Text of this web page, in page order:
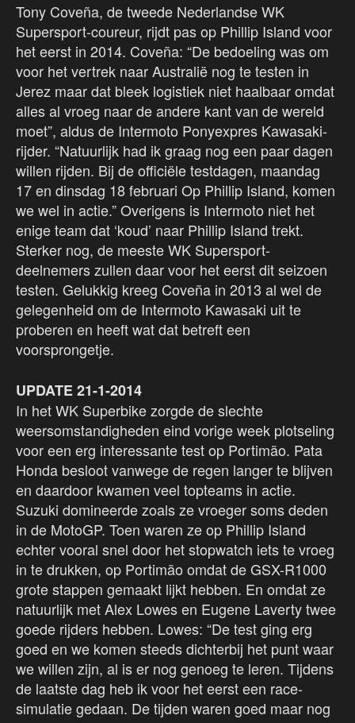
Tony Coveña, de tweede Nederlandse WK
Supersport-coureur, rijdt pas op Phillip Island voor
het eerst in 2014. Coveña: “De bedoeling was om
voor het vertrek naar Australië nog te testen in
Jerez maar dat bleek logistiek niet haalbaar omdat
alles al vroeg naar de andere kant van de wereld
moet”, aldus de Intermoto Ponyexpres Kawasaki-
rijder. “Natuurlijk had ik graag nog een paar dagen
willen rijden. Bij de officiële testdagen, maandag
17 en dinsdag 18 februari Op Phillip Island, komen
we wel in actie.” Overigens is Intermoto niet het
enige team dat ‘koud’ naar Phillip Island trekt.
Sterker nog, de meeste WK Supersport-
deelnemers zullen daar voor het eerst dit seizoen
testen. Gelukkig kreeg Coveña in 2013 al wel de
gelegenheid om de Intermoto Kawasaki uit te
proberen en heeft wat dat betreft een
voorsprongetje.
UPDATE 21-1-2014
In het WK Superbike zorgde de slechte
weersomstandigheden eind vorige week plotseling
voor een erg interessante test op Portimão. Pata
Honda besloot vanwege de regen langer te blijven
en daardoor kwamen veel topteams in actie.
Suzuki domineerde zoals ze vroeger soms deden
in de MotoGP. Toen waren ze op Phillip Island
echter vooral snel door het stopwatch iets te vroeg
in te drukken, op Portimão omdat de GSX-R1000
grote stappen gemaakt lijkt hebben. En omdat ze
natuurlijk met Alex Lowes en Eugene Laverty twee
goede rijders hebben. Lowes: “De test ging erg
goed en we komen steeds dichterbij het punt waar
we willen zijn, al is er nog genoeg te leren. Tijdens
de laatste dag heb ik voor het eerst een race-
simulatie gedaan. De tijden waren goed maar nog